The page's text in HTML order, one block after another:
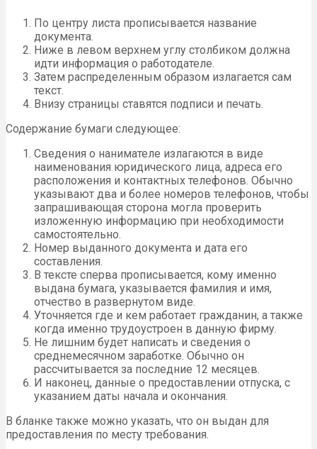
По центру листа прописывается название
документа.
Ниже в левом верхнем углу столбиком должна
идти информация о работодателе.
Затем распределенным образом излагается сам
текст.
Внизу страницы ставятся подписи и печать.
Содержание бумаги следующее:
Сведения о нанимателе излагаются в виде
наименования юридического лица, адреса его
расположения и контактных телефонов. Обычно
указывают два и более номеров телефонов, чтобы
запрашивающая сторона могла проверить
изложенную информацию при необходимости
самостоятельно.
Номер выданного документа и дата его
составления.
В тексте сперва прописывается, кому именно
выдана бумага, указывается фамилия и имя,
отчество в развернутом виде.
Уточняется где и кем работает гражданин, а также
когда именно трудоустроен в данную фирму.
Не лишним будет написать и сведения о
среднемесячном заработке. Обычно он
рассчитывается за последние 12 месяцев.
И наконец, данные о предоставлении отпуска, с
указанием даты начала и окончания.
В бланке также можно указать, что он выдан для
предоставления по месту требования.